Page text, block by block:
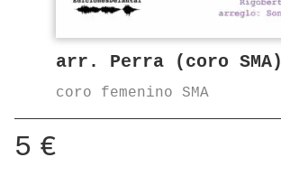
arr. Perra (coro SMA)
coro femenino SMA
5 €